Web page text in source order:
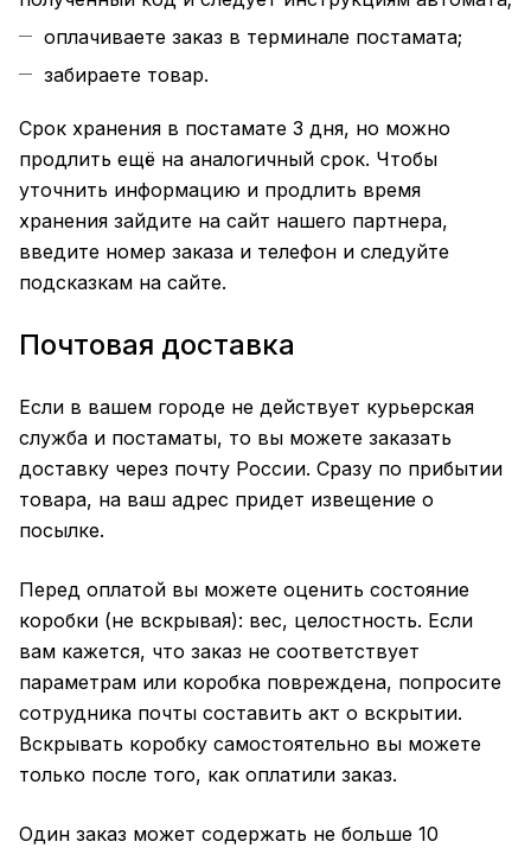
оплачиваете заказ в терминале постамата;
забираете товар.
Срок хранения в постамате 3 дня, но можно
продлить ещё на аналогичный срок. Чтобы
уточнить информацию и продлить время
хранения зайдите на сайт нашего партнера,
введите номер заказа и телефон и следуйте
подсказкам на сайте.
Почтовая доставка
Если в вашем городе не действует курьерская
служба и постаматы, то вы можете заказать
доставку через почту России. Сразу по прибытии
товара, на ваш адрес придет извещение о
посылке.
Перед оплатой вы можете оценить состояние
коробки (не вскрывая): вес, целостность. Если
вам кажется, что заказ не соответствует
параметрам или коробка повреждена, попросите
сотрудника почты составить акт о вскрытии.
Вскрывать коробку самостоятельно вы можете
только после того, как оплатили заказ.
Один заказ может содержать не больше 10